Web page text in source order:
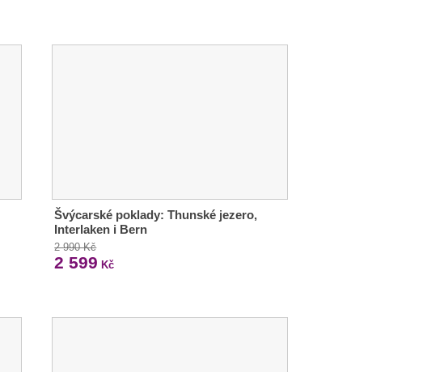
Švýcarské poklady: Thunské jezero,
Interlaken i Bern
2 990 Kč
2 599 Kč